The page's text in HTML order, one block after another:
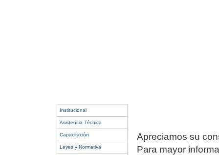
Institucional
Asistencia Técnica
Capacitación
Leyes y Normativa
Apreciamos su
Para mayor